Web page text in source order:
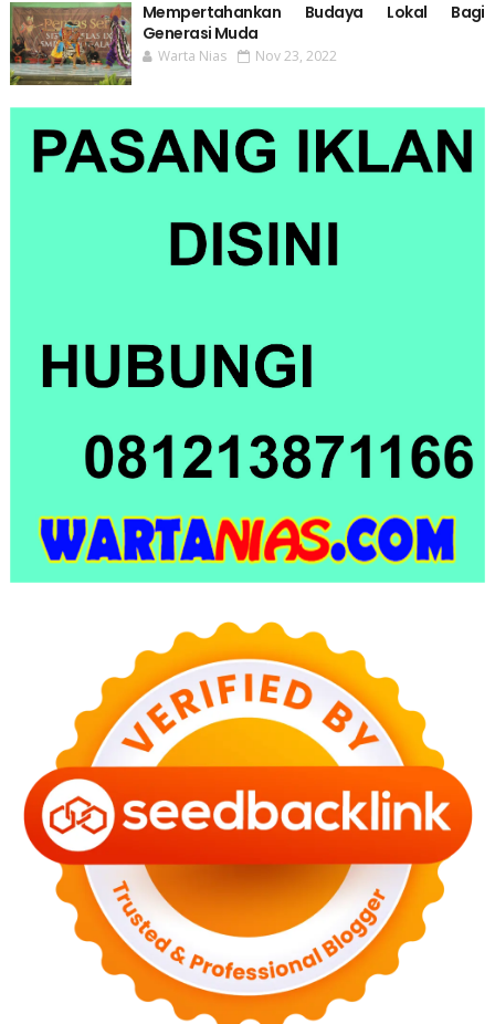
Mempertahankan Budaya Lokal Bagi
Generasi Muda
Warta Nias Nov 23, 2022